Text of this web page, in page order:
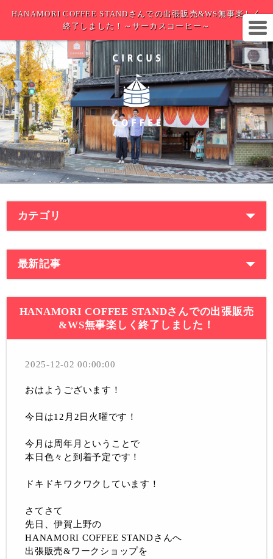
HANAMORI COFFEE STANDさんでの出張販売&WS無事楽しく
終了しました！～サーカスコーヒー～
カテゴリ
最新記事
HANAMORI COFFEE STANDさんでの出張販売
&WS無事楽しく終了しました！
2025-12-02 00:00:00
おはようございます！
今日は12月2日火曜です！
今月は周年月ということで
本日色々と到着予定です！
ドキドキワクワクしています！
さてさて
先日、伊賀上野の
HANAMORI COFFEE STANDさんへ
出張販売&ワークショップを